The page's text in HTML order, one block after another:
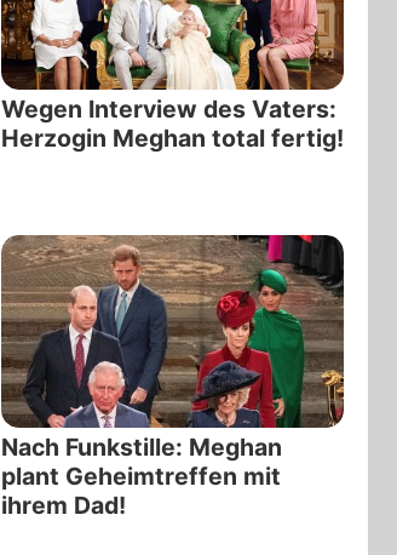
Wegen Interview des Vaters:
Herzogin Meghan total fertig!
Nach Funkstille: Meghan
plant Geheimtreffen mit
ihrem Dad!